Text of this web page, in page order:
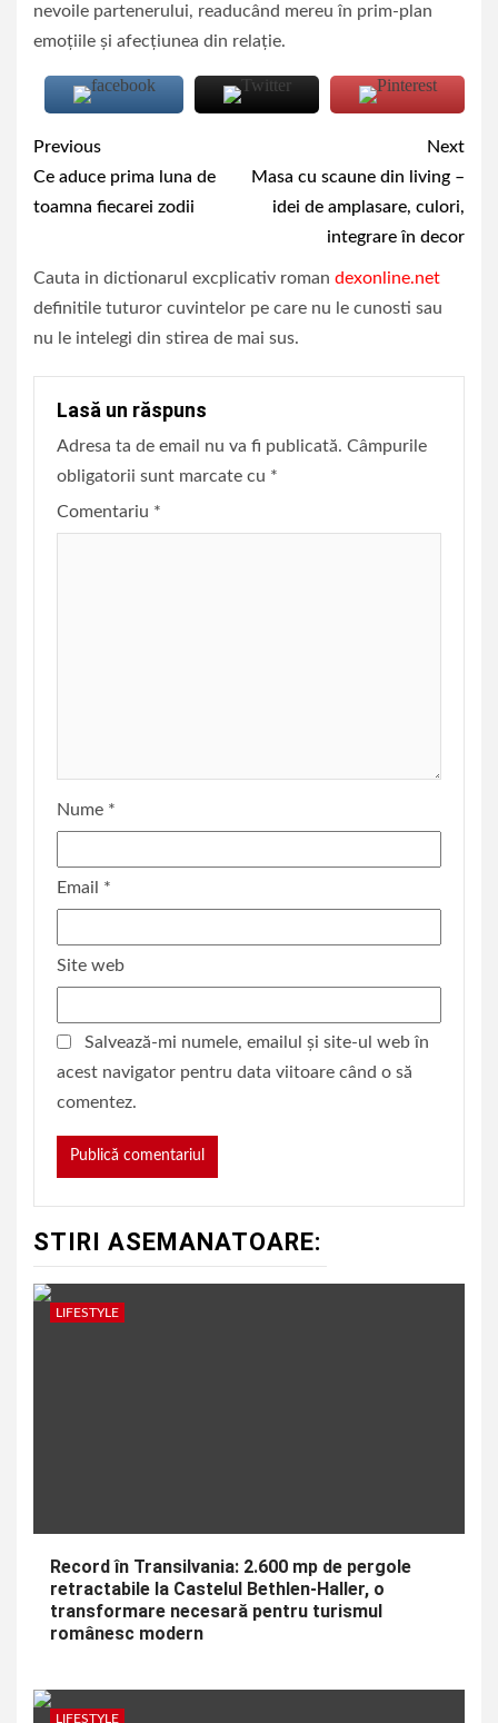
nevoile partenerului, readucând mereu în prim-plan
emoțiile și afecțiunea din relație.
Continue
Reading
Previous
Ce aduce prima luna de
toamna fiecarei zodii
Next
Masa cu scaune din living –
idei de amplasare, culori,
integrare în decor
Cauta in dictionarul excplicativ roman dexonline.net
definitile tuturor cuvintelor pe care nu le cunosti sau
nu le intelegi din stirea de mai sus.
Lasă un răspuns
Adresa ta de email nu va fi publicată. Câmpurile
obligatorii sunt marcate cu *
Comentariu *
Nume *
Email *
Site web
Salvează-mi numele, emailul și site-ul web în
acest navigator pentru data viitoare când o să
comentez.
STIRI ASEMANATOARE:
LIFESTYLE
Record în Transilvania: 2.600 mp de pergole
retractabile la Castelul Bethlen-Haller, o
transformare necesară pentru turismul
românesc modern
LIFESTYLE